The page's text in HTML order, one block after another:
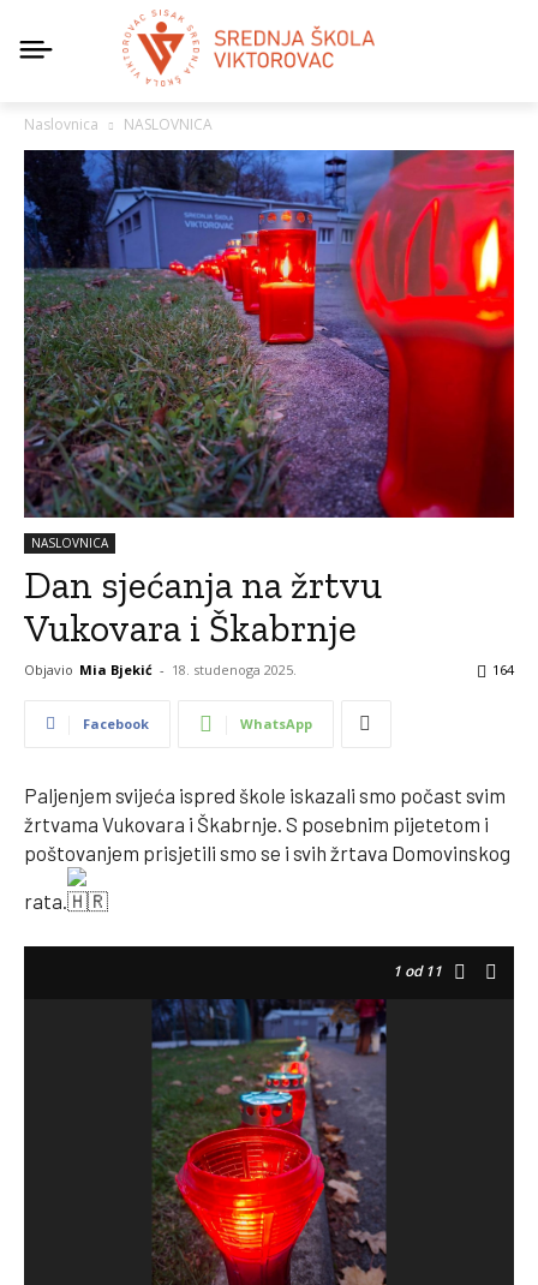
Naslovnica NASLOVNICA
NASLOVNICA
Dan sjećanja na žrtvu
Vukovara i Škabrnje
Objavio Mia Bjekić - 18. studenoga 2025. 164
Facebook WhatsApp
Paljenjem svijeća ispred škole iskazali smo počast svim
žrtvama Vukovara i Škabrnje. S posebnim pijetetom i
poštovanjem prisjetili smo se i svih žrtava Domovinskog
rata.
1 od 11